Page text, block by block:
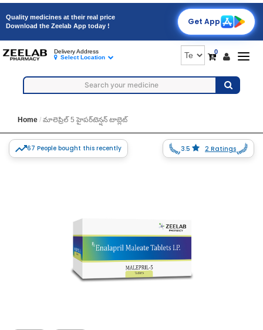
Quality medicines at their real price
Download the Zeelab App today !
Get App
0
Delivery Address
Select Location
Home మాలెప్రిల్ 5 హైపర్‌టెన్షన్ టాబ్లెట్
67 People bought this recently 3.5 2 Ratings